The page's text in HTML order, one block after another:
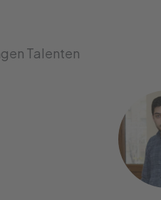
Talenten